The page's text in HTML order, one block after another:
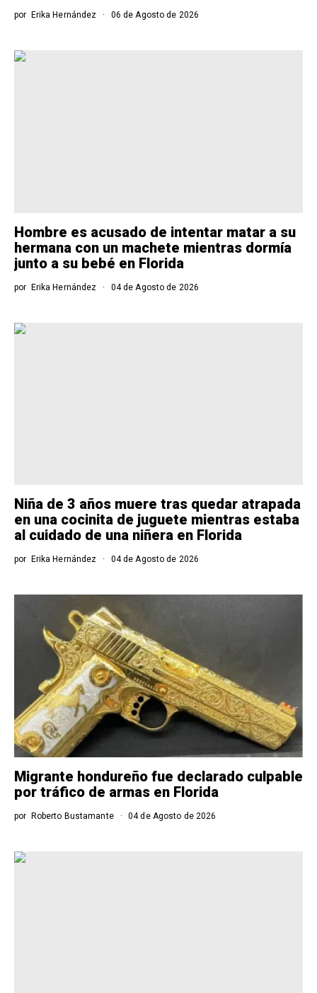
por Erika Hernández 06 de Agosto de 2026
Hombre es acusado de intentar matar a su
hermana con un machete mientras dormía
junto a su bebé en Florida
por Erika Hernández 04 de Agosto de 2026
Niña de 3 años muere tras quedar atrapada
en una cocinita de juguete mientras estaba
al cuidado de una niñera en Florida
por Erika Hernández 04 de Agosto de 2026
Migrante hondureño fue declarado culpable
por tráfico de armas en Florida
por Roberto Bustamante 04 de Agosto de 2026